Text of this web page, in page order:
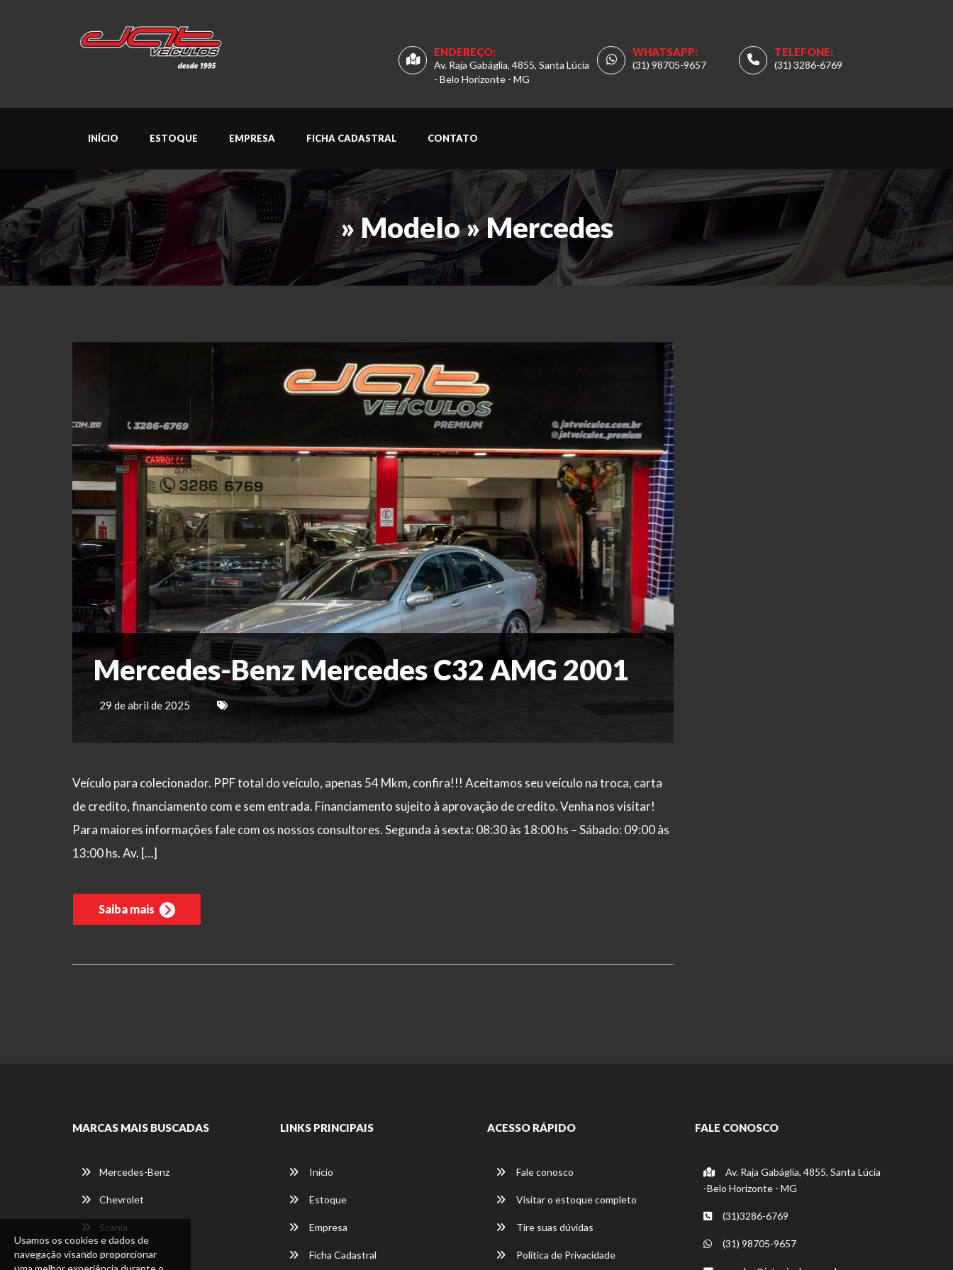
Usamos os cookies e dados de
navegação visando proporcionar
TELEFONE:
(31) 3286-6769
WHATSAPP:
(31) 98705-9657
ENDEREÇO:
Av. Raja Gabáglia, 4855, Santa Lúcia
- Belo Horizonte - MG
INÍCIO ESTOQUE EMPRESA FICHA CADASTRAL CONTATO
» Modelo » Mercedes
Mercedes-Benz Mercedes C32 AMG 2001
29 de abril de 2025
Veículo para colecionador. PPF total do veículo, apenas 54 Mkm, confira!!! Aceitamos seu veículo na troca, carta
de credito, financiamento com e sem entrada. Financiamento sujeito à aprovação de credito. Venha nos visitar!
Para maiores informações fale com os nossos consultores. Segunda à sexta: 08:30 às 18:00 hs – Sábado: 09:00 às
13:00 hs. Av. […]
Saiba mais
MARCAS MAIS BUSCADAS
Mercedes-Benz
Chevrolet
Scania
Porsche
LINKS PRINCIPAIS
Início
Estoque
Empresa
Ficha Cadastral
ACESSO RÁPIDO
Fale conosco
Visitar o estoque completo
Tire suas dúvidas
Política de Privacidade
FALE CONOSCO
Av. Raja Gabáglia, 4855, Santa Lúcia
-Belo Horizonte - MG
(31)3286-6769
(31) 98705-9657